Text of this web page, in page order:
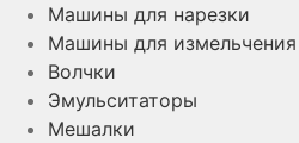
Машины для нарезки
Машины для измельчения
Волчки
Эмульситаторы
Мешалки